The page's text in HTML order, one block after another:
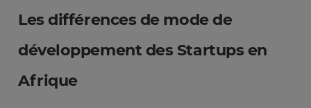
Les différences de mode de
développement des Startups en
Afrique